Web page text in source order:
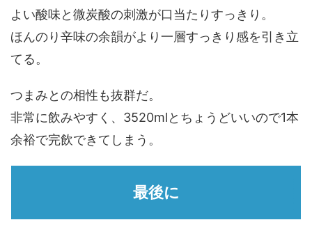
よい酸味と微炭酸の刺激が口当たりすっきり。
ほんのり辛味の余韻がより一層すっきり感を引き立
てる。
つまみとの相性も抜群だ。
非常に飲みやすく、3520mlとちょうどいいので1本
余裕で完飲できてしまう。
最後に